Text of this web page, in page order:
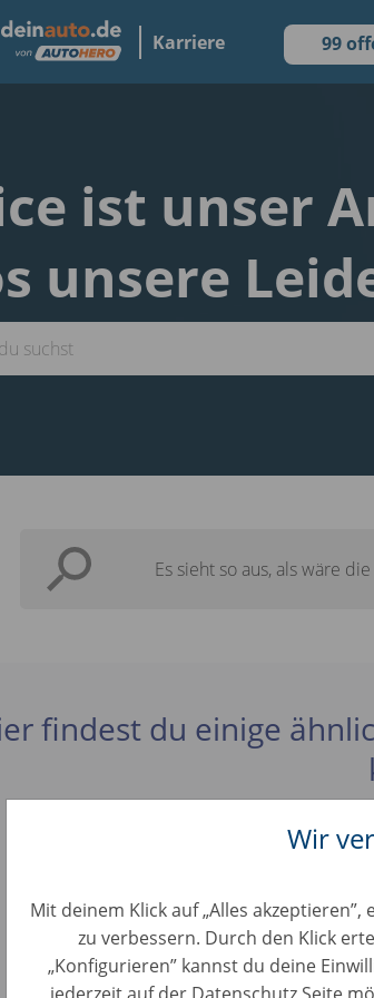
Karriere 99
Wir
Mit deinem Klick auf „Alles
zu verbessern. Durch den Klick
„Konfigurieren” kannst du deine
ist unser
unsere
Es sieht so aus, als wäre
findest du einige
Piazzalista / Logistica Auto
KFZ Positionen • Italien, Piumarola
Fotografo Automotive